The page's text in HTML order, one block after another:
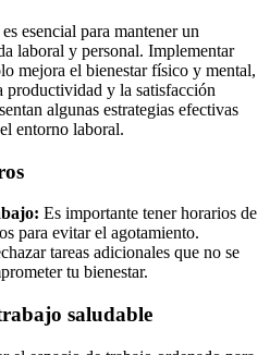
es esencial para mantener un
laboral y personal. Implementar
mejora el bienestar físico y mental,
productividad y la satisfacción
algunas estrategias efectivas
entorno laboral.
Es importante tener horarios de
para evitar el agotamiento.
tareas adicionales que no se
tu bienestar.
saludable